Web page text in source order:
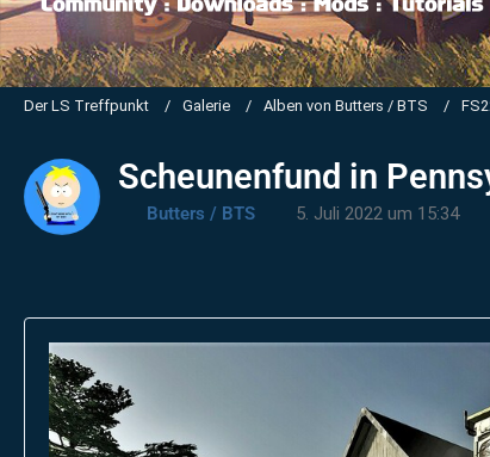
Der LS Treffpunkt Galerie Alben von Butters / BTS
Scheunenfund in
Butters / BTS 5. Juli 2022 um 15:34